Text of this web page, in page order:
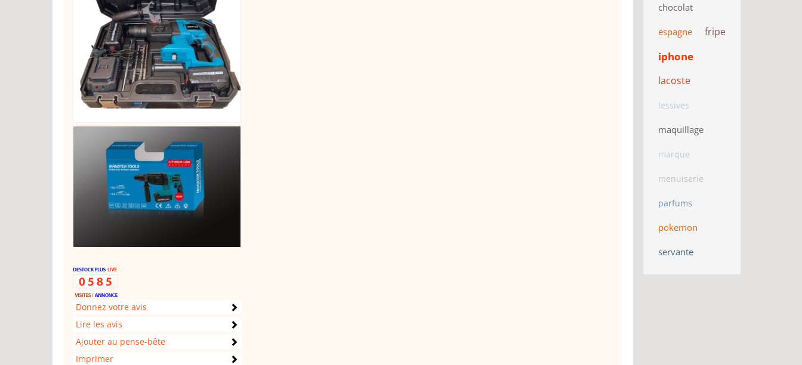
Donnez votre avis
Lire les avis
Ajouter au pense-bête
Imprimer
chocolat
espagne fripe
iphone
lacoste
lessives
maquillage
marque
menuiserie
parfums
pokemon
servante